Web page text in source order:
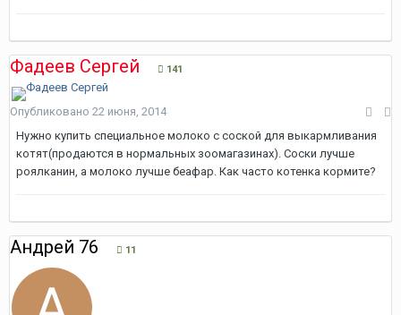
Фадеев Сергей 141
Опубликовано 22 июня, 2014
Нужно купить специальное молоко с соской для выкармливания
котят(продаются в нормальных зоомагазинах). Соски лучше
роялканин, а молоко лучше беафар. Как часто котенка кормите?
Андрей 76 11